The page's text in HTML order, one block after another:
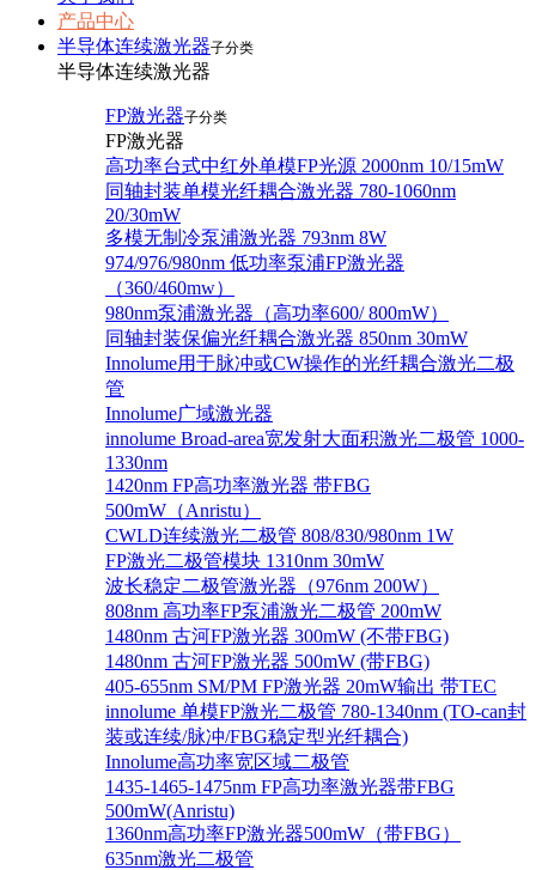
产品中心
半导体连续激光器子分类
半导体连续激光器
FP激光器子分类
FP激光器
高功率台式中红外单模FP光源 2000nm 10/15mW
同轴封装单模光纤耦合激光器 780-1060nm
20/30mW
多模无制冷泵浦激光器 793nm 8W
974/976/980nm 低功率泵浦FP激光器
（360/460mw）
980nm泵浦激光器（高功率600/ 800mW）
同轴封装保偏光纤耦合激光器 850nm 30mW
Innolume用于脉冲或CW操作的光纤耦合激光二极
管
Innolume广域激光器
innolume Broad-area宽发射大面积激光二极管 1000-
1330nm
1420nm FP高功率激光器 带FBG
500mW（Anristu）
CWLD连续激光二极管 808/830/980nm 1W
FP激光二极管模块 1310nm 30mW
波长稳定二极管激光器（976nm 200W）
808nm 高功率FP泵浦激光二极管 200mW
1480nm 古河FP激光器 300mW (不带FBG)
1480nm 古河FP激光器 500mW (带FBG)
405-655nm SM/PM FP激光器 20mW输出 带TEC
innolume 单模FP激光二极管 780-1340nm (TO-can封
装或连续/脉冲/FBG稳定型光纤耦合)
Innolume高功率宽区域二极管
1435-1465-1475nm FP高功率激光器带FBG
500mW(Anristu)
1360nm高功率FP激光器500mW（带FBG）
635nm激光二极管